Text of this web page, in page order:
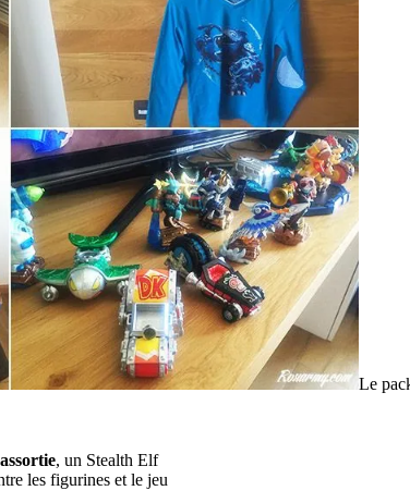
Le
, un Stealth Elf
les figurines et le jeu